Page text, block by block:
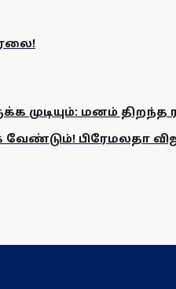
முடியும்: மனம் திறந்த
பிரேமலதா